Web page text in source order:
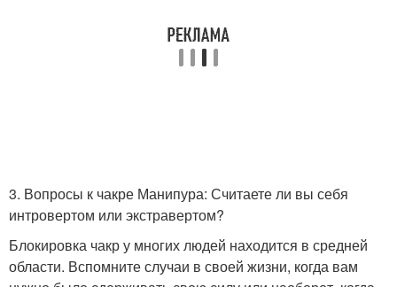
3. Вопросы к чакре Манипура: Считаете ли вы себя
интровертом или экстравертом?
Блокировка чакр у многих людей находится в средней
области. Вспомните случаи в своей жизни, когда вам